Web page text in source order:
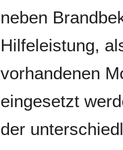
neben
Hilfeleistung,
vorhandenen
eingesetzt
der